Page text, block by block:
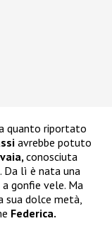
quanto riportato
avrebbe potuto
conosciuta
. Da lì è nata una
gonfie vele. Ma
sua dolce metà,
Federica.